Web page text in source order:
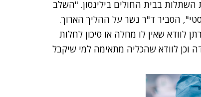
בבית החולים בילינסון. "השלב
הסביר ד"ר נשר על ההליך הארוך.
לוודא שאין לו מחלה או סיכון לחלות
וכן לוודא שהכליה מתאימה למי שיקבל